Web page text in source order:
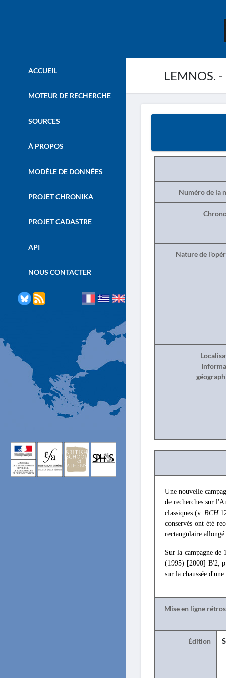
LEMNOS.
ACCUEIL
MOTEUR DE RECHERCHE
SOURCES
À PROPOS
MODÈLE DE DONNÉES
PROJET CHRONIKA
PROJET CADASTRE
API
NOUS CONTACTER
Numéro de la
Nature de
Une nouvelle
de recherches sur
classiques (v.BCH
conservés ont été
rectangulaire
Sur la campagne de
(1995) [2000] B'2,
sur la chaussée
Mise en ligne
Édition